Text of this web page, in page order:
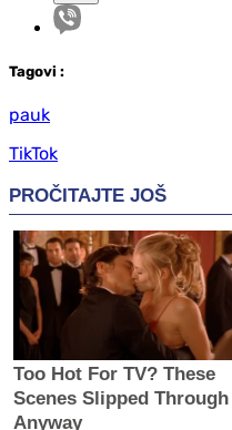
Tagovi :
pauk
TikTok